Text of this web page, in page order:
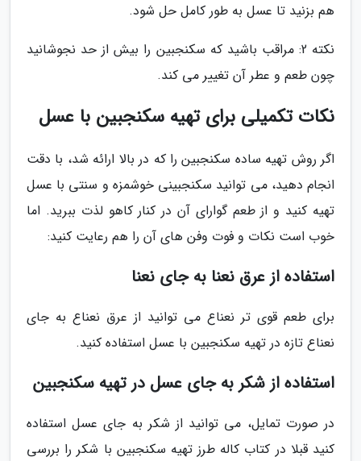
هم بزنید تا عسل به طور کامل حل شود.
نکته 2: مراقب باشید که سکنجبین را بیش از حد نجوشانید
چون طعم و عطر آن تغییر می کند.
نکات تکمیلی برای تهیه سکنجبین با عسل
اگر روش تهیه ساده سکنجبین را که در بالا ارائه شد، با دقت
انجام دهید، می توانید سکنجبینی خوشمزه و سنتی با عسل
تهیه کنید و از طعم گوارای آن در کنار کاهو لذت ببرید. اما
خوب است نکات و فوت وفن های آن را هم رعایت کنید:
استفاده از عرق نعنا به جای نعنا
برای طعم قوی تر نعناع می توانید از عرق نعناع به جای
نعناع تازه در تهیه سکنجبین با عسل استفاده کنید.
استفاده از شکر به جای عسل در تهیه سکنجبین
در صورت تمایل، می توانید از شکر به جای عسل استفاده
کنید قبلا در کتاب کاله طرز تهیه سکنجبین با شکر را بررسی